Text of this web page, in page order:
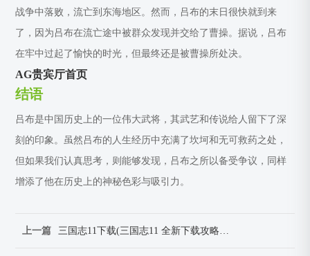
战争中落败，流亡到东海地区。然而，吕布的末日很快就到来
了，因为吕布在流亡途中被群众发现并交给了曹操。据说，吕布
在牢中过起了愉快的时光，但最终还是被曹操所处决。
AG贵宾厅首页
结语
吕布是中国历史上的一位伟大武将，其武艺和传说给人留下了深
刻的印象。虽然吕布的人生经历中充满了坎坷和无可救药之处，
但如果我们认真思考，则能够发现，吕布之所以备受争议，同样
增添了他在历史上的神秘色彩与吸引力。
上一篇